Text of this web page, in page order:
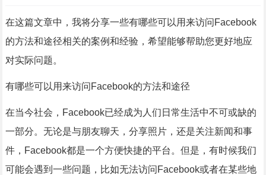
在这篇文章中，我将分享一些有哪些可以用来访问Facebook
的方法和途径相关的案例和经验，希望能够帮助您更好地应
对实际问题。
有哪些可以用来访问Facebook的方法和途径
在当今社会，Facebook已经成为人们日常生活中不可或缺的
一部分。无论是与朋友聊天，分享照片，还是关注新闻和事
件，Facebook都是一个方便快捷的平台。但是，有时候我们
可能会遇到一些问题，比如无法访问Facebook或者在某些地